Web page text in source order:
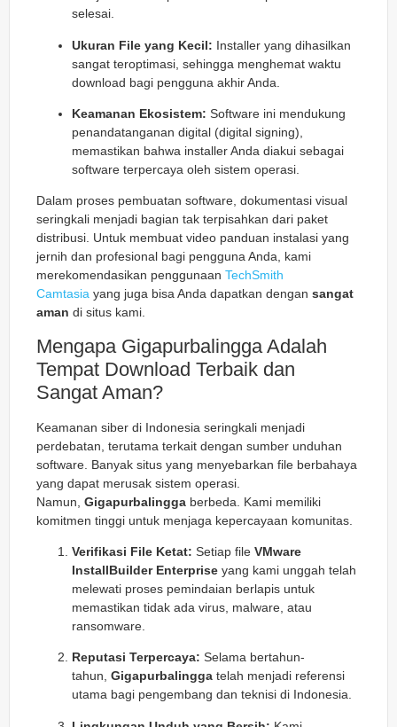
selesai.
Ukuran File yang Kecil: Installer yang dihasilkan
sangat teroptimasi, sehingga menghemat waktu
download bagi pengguna akhir Anda.
Keamanan Ekosistem: Software ini mendukung
penandatanganan digital (digital signing),
memastikan bahwa installer Anda diakui sebagai
software terpercaya oleh sistem operasi.
Dalam proses pembuatan software, dokumentasi visual
seringkali menjadi bagian tak terpisahkan dari paket
distribusi. Untuk membuat video panduan instalasi yang
jernih dan profesional bagi pengguna Anda, kami
merekomendasikan penggunaan TechSmith
Camtasia yang juga bisa Anda dapatkan dengan sangat
aman di situs kami.
Mengapa Gigapurbalingga Adalah
Tempat Download Terbaik dan
Sangat Aman?
Keamanan siber di Indonesia seringkali menjadi
perdebatan, terutama terkait dengan sumber unduhan
software. Banyak situs yang menyebarkan file berbahaya
yang dapat merusak sistem operasi.
Namun, Gigapurbalingga berbeda. Kami memiliki
komitmen tinggi untuk menjaga kepercayaan komunitas.
Verifikasi File Ketat: Setiap file VMware
InstallBuilder Enterprise yang kami unggah telah
melewati proses pemindaian berlapis untuk
memastikan tidak ada virus, malware, atau
ransomware.
Reputasi Terpercaya: Selama bertahun-
tahun, Gigapurbalingga telah menjadi referensi
utama bagi pengembang dan teknisi di Indonesia.